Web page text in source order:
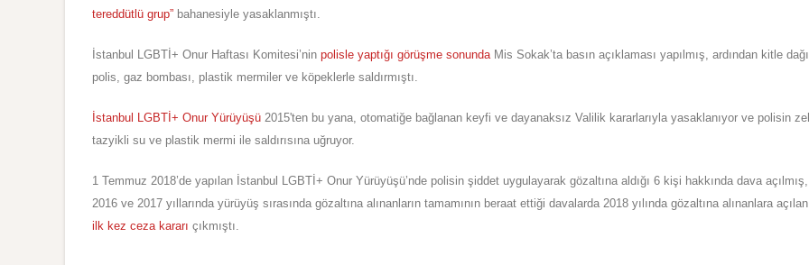
tereddütlü grup” bahanesiyle yasaklanmıştı.
İstanbul LGBTİ+ Onur Haftası Komitesi’nin polisle yaptığı görüşme sonundaMis Sokak’ta basın açıklaması yapılmış, ardından kitle
polis, gaz bombası, plastik mermiler ve köpeklerle saldırmıştı.
İstanbul LGBTİ+ Onur Yürüyüşü 2015'ten bu yana, otomatiğe bağlanan keyfi ve dayanaksız Valilik kararlarıyla yasaklanıyor ve polisin
tazyikli su ve plastik mermi ile saldırısına uğruyor.
1 Temmuz 2018’de yapılan İstanbul LGBTİ+ Onur Yürüyüşü’nde polisin şiddet uygulayarak gözaltına aldığı 6 kişi hakkında dava
2016 ve 2017 yıllarında yürüyüş sırasında gözaltına alınanların tamamının beraat ettiği davalarda 2018 yılında gözaltına alınanlara
ilk kez ceza kararı çıkmıştı.